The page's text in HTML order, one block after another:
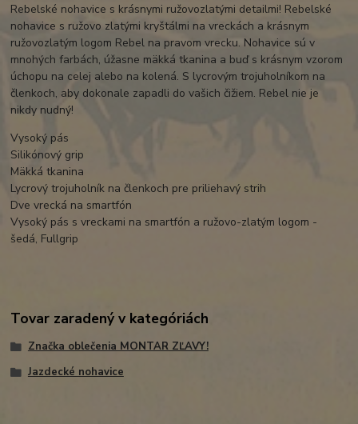
Rebelské nohavice s krásnymi ružovozlatými detailmi! Rebelské
nohavice s ružovo zlatými kryštálmi na vreckách a krásnym
ružovozlatým logom Rebel na pravom vrecku. Nohavice sú v
mnohých farbách, úžasne mäkká tkanina a buď s krásnym vzorom
úchopu na celej alebo na kolená. S lycrovým trojuholníkom na
členkoch, aby dokonale zapadli do vašich čižiem. Rebel nie je
nikdy nudný!
Vysoký pás
Silikónový grip
Mäkká tkanina
Lycrový trojuholník na členkoch pre priliehavý strih
Dve vrecká na smartfón
Vysoký pás s vreckami na smartfón a ružovo-zlatým logom -
šedá, Fullgrip
Tovar zaradený v kategóriách
Značka oblečenia MONTAR ZĽAVY!
Jazdecké nohavice